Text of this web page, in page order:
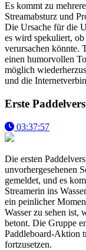
Es kommt zu
Streamabsturz und
Die Ursache für die
es wird spekuliert,
verursachen könnte.
einen humorvollen
möglich
und die
Erste
03:37:57
Die ersten
unvorhergesehenen
gemeldet, und es
Streamerin ins
ein peinlicher
Wasser zu sehen ist,
betont. Die Gruppe
Paddleboard-Aktion
fortzusetzen.